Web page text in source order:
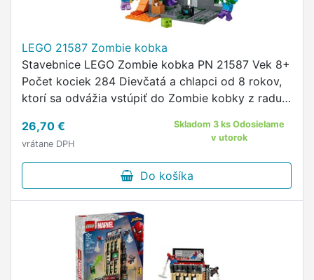
LEGO 21587 Zombie kobka
Stavebnice LEGO Zombie kobka PN 21587 Vek 8+
Počet kociek 284 Dievčatá a chlapci od 8 rokov,
ktorí sa odvážia vstúpiť do Zombie kobky z radu
a hodiny nápaditého …
26,70 €
vrátane DPH
Skladom 3 ks Odosielame
v utorok
Do košíka